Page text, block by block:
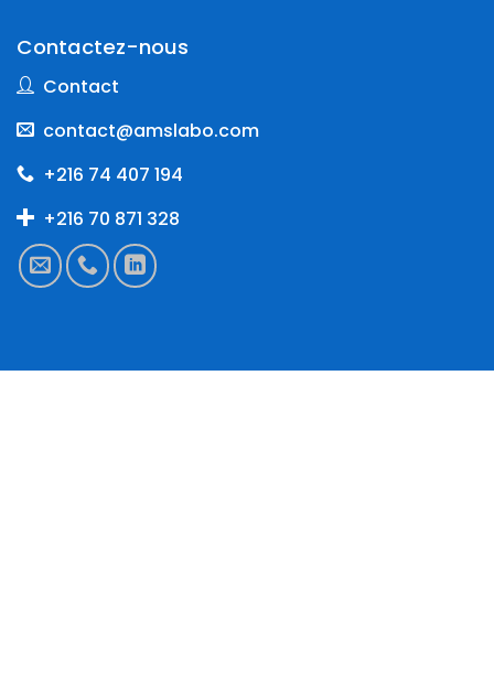
Contactez-nous
Contact
contact@amslabo.com
+216 74 407 194
+216 70 871 328